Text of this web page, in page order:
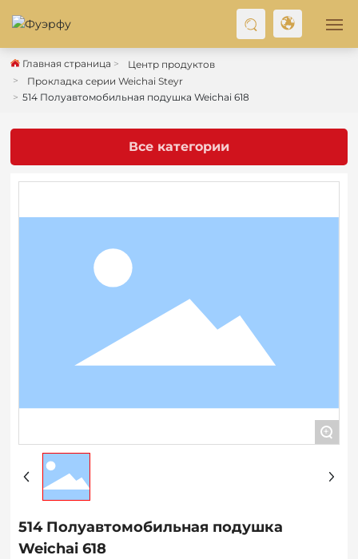
ГЛАВНАЯ
Главная страница
Центр продуктов
Прокладка серии Weichai Steyr
514 Полуавтомобильная подушка Weichai 618
Все категории
+
514 Полуавтомобильная подушка
Weichai 618